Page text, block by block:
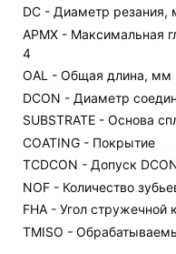
DC - Диаметр резания,
APMX - Максимальная
4
OAL - Общая длина, мм
DCON - Диаметр
SUBSTRATE - Основа
COATING - Покрытие
TCDCON - Допуск
NOF - Количество
FHA - Угол стружечной
TMISO -